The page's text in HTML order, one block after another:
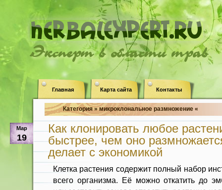
Эксперт в области трав
Главная Карта сайта Контакты
Категория » микроклональное размножение «
Мар
19
Как клонировать любое
быстрее, чем оно
делает с экономикой
Клетка растения содержит полный набор
всего организма. Её можно откатить до